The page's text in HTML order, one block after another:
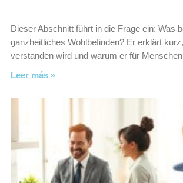
Dieser Abschnitt führt in die Frage ein: Was
ganzheitliches Wohlbefinden? Er erklärt
verstanden wird und warum er für
Leer más »